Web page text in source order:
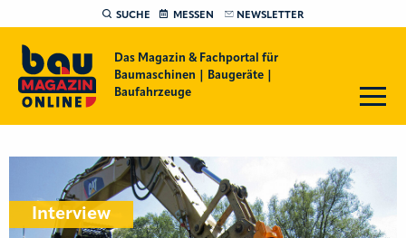
SUCHE MESSEN NEWSLETTER
Das Magazin & Fachportal für
Baumaschinen | Baugeräte |
Baufahrzeuge
Interview